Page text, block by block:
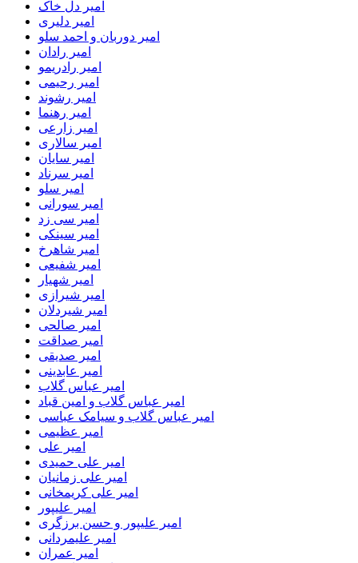
امیر دل خاک
امیر دلیری
امیر دوربان و احمد سلو
امیر رادان
امیر رادریمو
امیر رحیمی
امیر رشوند
امیر رهنما
امیر زارعی
امیر سالاری
امیر سایان
امیر سرناد
امیر سلو
امیر سورانی
امیر سی زد
امیر سینکی
امیر شاهرخ
امیر شفیعی
امیر شهیار
امیر شیرازی
امیر شیردلان
امیر صالحی
امیر صداقت
امیر صدیقی
امیر عابدینی
امیر عباس گلاب
امیر عباس گلاب و امین قباد
امیر عباس گلاب و سیامک عباسی
امیر عظیمی
امیر علی
امیر علی حمیدی
امیر علی زمانیان
امیر علی کریمخانی
امیر علیپور
امیر علیپور و حسن برزگری
امیر علیمردانی
امیر عمران